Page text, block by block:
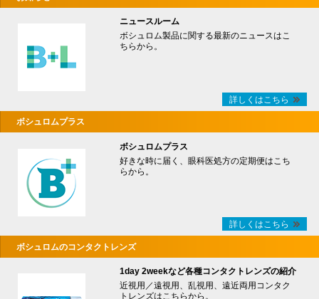
ニュースルーム
ボシュロム製品に関する最新のニュースはこ
ちらから。
詳しくはこちら
ボシュロムプラス
ボシュロムプラス
好きな時に届く、眼科医処方の定期便はこち
らから。
詳しくはこちら
ボシュロムのコンタクトレンズ
1day 2weekなど各種コンタクトレンズの紹介
近視用／遠視用、乱視用、遠近両用コンタク
トレンズはこちらから。